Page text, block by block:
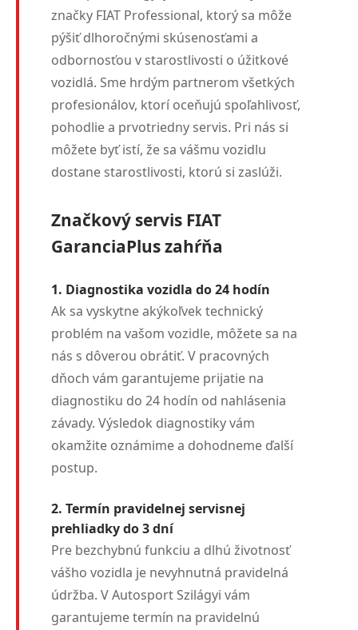
značky FIAT Professional, ktorý sa môže
pýšiť dlhoročnými skúsenosťami a
odbornosťou v starostlivosti o úžitkové
vozidlá. Sme hrdým partnerom všetkých
profesionálov, ktorí oceňujú spoľahlivosť,
pohodlie a prvotriedny servis. Pri nás si
môžete byť istí, že sa vášmu vozidlu
dostane starostlivosti, ktorú si zaslúži.
Značkový servis FIAT
GaranciaPlus zahŕňa
1. Diagnostika vozidla do 24 hodín
Ak sa vyskytne akýkoľvek technický
problém na vašom vozidle, môžete sa na
nás s dôverou obrátiť. V pracovných
dňoch vám garantujeme prijatie na
diagnostiku do 24 hodín od nahlásenia
závady. Výsledok diagnostiky vám
okamžite oznámime a dohodneme ďalší
postup.
2. Termín pravidelnej servisnej
prehliadky do 3 dní
Pre bezchybnú funkciu a dlhú životnosť
vášho vozidla je nevyhnutná pravidelná
údržba. V Autosport Szilágyi vám
garantujeme termín na pravidelnú